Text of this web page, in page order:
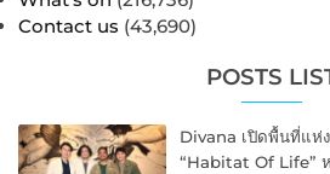
Contact us (43,690)
POSTS
Divana เปิดพื้นที่แห่
“Habitat Of Life”